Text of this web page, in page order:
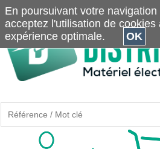
En poursuivant votre
acceptez l'utilisation de
expérience optimale.
OK